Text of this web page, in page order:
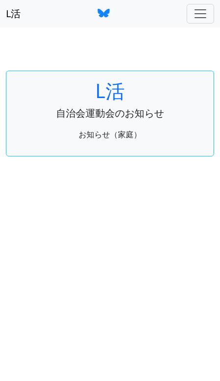
L活
L活
自治会運動会のお知らせ
お知らせ（家庭）